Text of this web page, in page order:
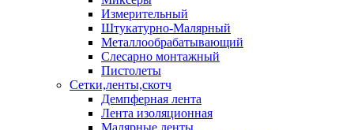
Измерительный
Штукатурно-Малярный
Металлообрабатывающий
Слесарно монтажный
Пистолеты
Сетки,ленты,скотч
Демпферная лента
Лента изоляционная